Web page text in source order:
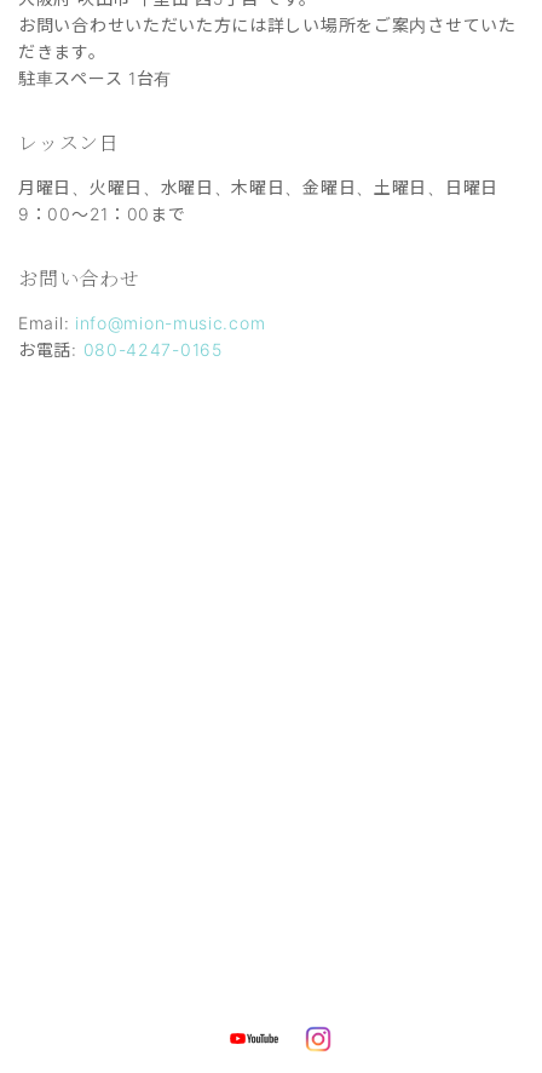
お問い合わせいただいた方には詳しい場所をご案内させていた
だきます。
駐車スペース 1台有
レッスン日
月曜日、火曜日、水曜日、木曜日、金曜日、土曜日、日曜日
9：00～21：00まで
お問い合わせ
Email: info@mion-music.com
お電話: 080-4247-0165